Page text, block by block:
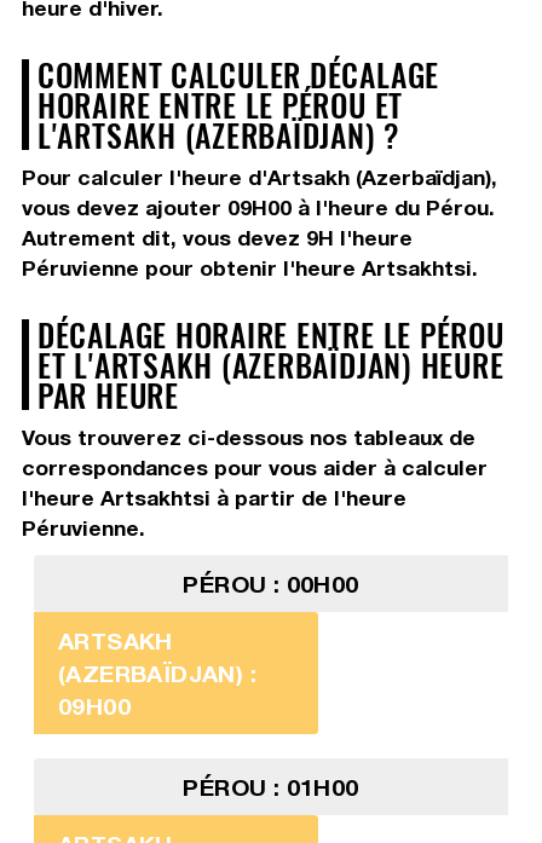
heure d'hiver.
COMMENT CALCULER DÉCALAGE
HORAIRE ENTRE LE PÉROU ET
L'ARTSAKH (AZERBAÏDJAN) ?
Pour calculer l'heure d'Artsakh (Azerbaïdjan),
vous devez ajouter 09H00à l'heure du Pérou.
Autrement dit, vous devez 9H l'heure
Péruvienne pour obtenir l'heure Artsakhtsi.
DÉCALAGE HORAIRE ENTRE LE PÉROU
ET L'ARTSAKH (AZERBAÏDJAN) HEURE
PAR HEURE
Vous trouverez ci-dessous nos tableaux de
correspondances pour vous aider à calculer
l'heure Artsakhtsi à partir de l'heure
Péruvienne.
PÉROU : 00H00
ARTSAKH
(AZERBAÏDJAN) :
09H00
PÉROU : 01H00